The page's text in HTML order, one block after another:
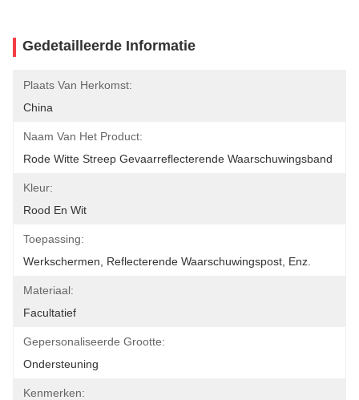
Gedetailleerde Informatie
Plaats Van Herkomst:
China
Naam Van Het Product:
Rode Witte Streep Gevaarreflecterende Waarschuwingsband
Kleur:
Rood En Wit
Toepassing:
Werkschermen, Reflecterende Waarschuwingspost, Enz.
Materiaal:
Facultatief
Gepersonaliseerde Grootte:
Ondersteuning
Kenmerken: